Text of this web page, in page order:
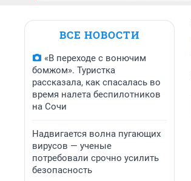
ВСЕ НОВОСТИ
«В переходе с вонючим
бомжом». Туристка
рассказала, как спасалась во
время налета беспилотников
на Сочи
Надвигается волна пугающих
вирусов — ученые
потребовали срочно усилить
безопасность